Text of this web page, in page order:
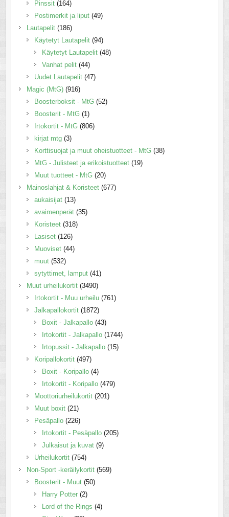
Pinssit (164)
Postimerkit ja liput (49)
Lautapelit (186)
Käytetyt Lautapelit (94)
Käytetyt Lautapelit (48)
Vanhat pelit (44)
Uudet Lautapelit (47)
Magic (MtG) (916)
Boosterboksit - MtG (52)
Boosterit - MtG (1)
Irtokortit - MtG (806)
kirjat mtg (3)
Korttisuojat ja muut oheistuotteet - MtG (38)
MtG - Julisteet ja erikoistuotteet (19)
Muut tuotteet - MtG (20)
Mainoslahjat & Koristeet (677)
aukaisijat (13)
avaimenperät (35)
Koristeet (318)
Lasiset (126)
Muoviset (44)
muut (532)
sytyttimet, lamput (41)
Muut urheilukortit (3490)
Irtokortit - Muu urheilu (761)
Jalkapallokortit (1872)
Boxit - Jalkapallo (43)
Irtokortit - Jalkapallo (1744)
Irtopussit - Jalkapallo (15)
Koripallokortit (497)
Boxit - Koripallo (4)
Irtokortit - Koripallo (479)
Moottoriurheilukortit (201)
Muut boxit (21)
Pesäpallo (226)
Irtokortit - Pesäpallo (205)
Julkaisut ja kuvat (9)
Urheilukortit (754)
Non-Sport -keräilykortit (569)
Boosterit - Muut (50)
Harry Potter (2)
Lord of the Rings (4)